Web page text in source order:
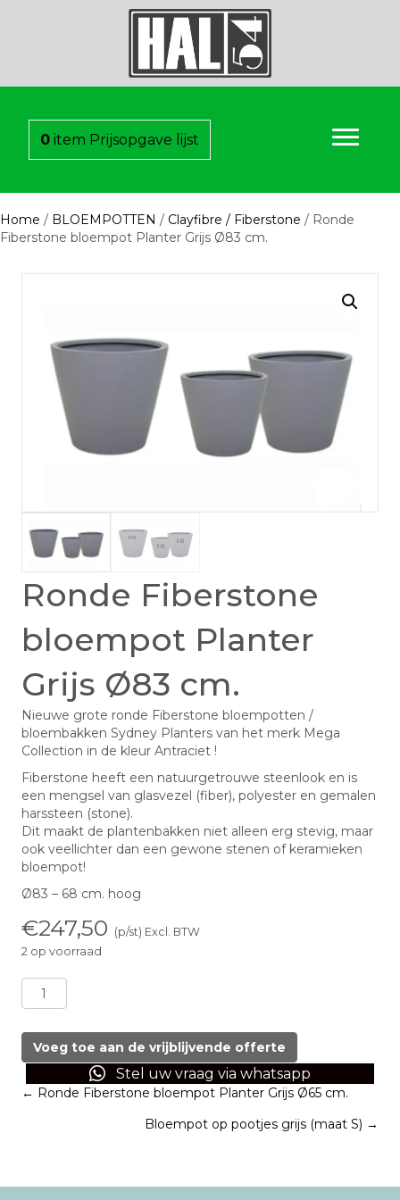
0 item Prijsopgave lijst
Home / BLOEMPOTTEN / Clayfibre / Fiberstone / Ronde
Fiberstone bloempot Planter Grijs Ø83 cm.
Ronde Fiberstone
bloempot Planter
Grijs Ø83 cm.
Nieuwe grote ronde Fiberstone bloempotten /
bloembakken Sydney Planters van het merk Mega
Collection in de kleur Antraciet !
Fiberstone heeft een natuurgetrouwe steenlook en is
een mengsel van glasvezel (fiber), polyester en gemalen
harssteen (stone).
Dit maakt de plantenbakken niet alleen erg stevig, maar
ook veellichter dan een gewone stenen of keramieken
bloempot!
Ø83 – 68 cm. hoog
€247,50 (p/st) Excl. BTW
2 op voorraad
Ronde
Fiberstone
Planter
Grijs
cm.
Voeg toe aan de vrijblijvende offerte
Stel uw vraag via whatsapp
Posts
navigation
← Ronde Fiberstone bloempot Planter Grijs Ø65 cm.
Bloempot op pootjes grijs (maat S) →